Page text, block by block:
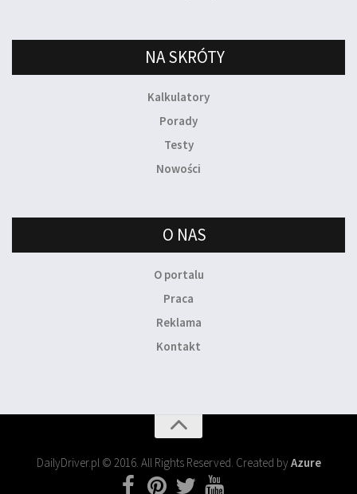
NA SKRÓTY
Kalkulatory
Porady
Testy
Nowości
O NAS
O portalu
Praca
Reklama
Kontakt
DailyDriver.pl © 2016. All Rights Reserved. Created byAzure